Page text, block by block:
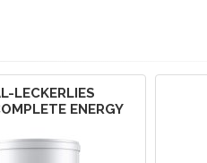
LECKERLIES
ENERGY